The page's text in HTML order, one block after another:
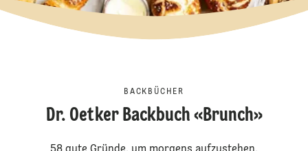
BACKBÜCHER
Dr. Oetker Backbuch «Brunch»